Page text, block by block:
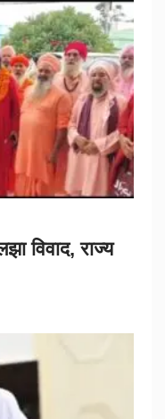
विवाद, राज्य